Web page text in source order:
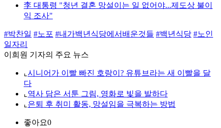
李 대통령 "청년 결혼 망설이는 일 없어야...제도상 불이
익 조사"
#박찬일 #노포 #내가백년식당에서배운것들 #백년식당 #노인
일자리
이희원 기자의 주요 뉴스
⌞ 시니어가 이빨 빠진 호랑이? 유튜브라는 새 이빨을 달
다
⌞ 역사 담은 서툰 그림, 영화로 빛을 발하다
⌞ 은퇴 후 취미 활동, 망설임을 극복하는 방법
좋아요0